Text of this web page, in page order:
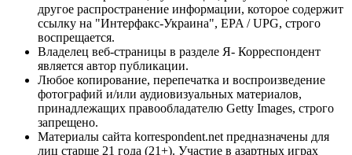
другое распространение информации, которое содержит
ссылку на "Интерфакс-Украина", EPA / UPG, строго
воспрещается.
Владелец веб-страницы в разделе Я- Корреспондент
является автор публикации.
Любое копирование, перепечатка и воспроизведение
фотографий и/или аудиовизуальных материалов,
принадлежащих правообладателю Getty Images, строго
запрещено.
Материалы сайта korrespondent.net предназначены для
лиц старше 21 года (21+). Участие в азартных играх